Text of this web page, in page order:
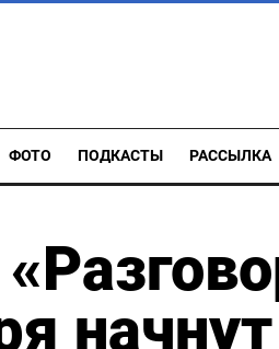
ФОТО ПОДКАСТЫ РАССЫЛКА
начнут